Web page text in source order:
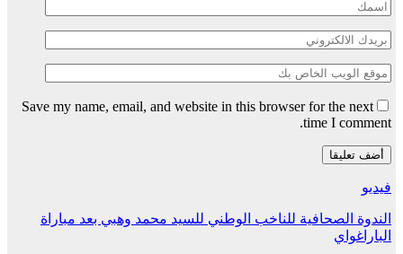
Save my name, email, and website in this browser for the next
time I comment.
فيديو
الندوة الصحافية للناخب الوطني للسيد محمد وهبي بعد مباراة
الباراغواي